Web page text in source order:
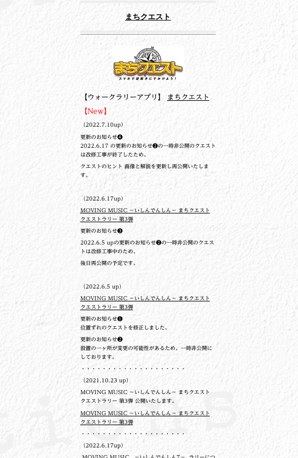
まちクエスト
【ウォークラリーアプリ】 まちクエスト
【New】
（2022.7.10up）
更新のお知らせ❹
2022.6.17 の更新のお知らせ❷の一時非公開のクエスト
は改修工事が終了したため、
クエストのヒント 画像と解説を更新し再公開いたしま
す。
（2022.6.17up）
MOVING MUSIC ～いしんでんしん～ まちクエスト
クエストラリー 第3弾
更新のお知らせ❸
2022.6.5 upの更新のお知らせ❷の一時非公開のクエス
トは改修工事中のため、
後日再公開の予定です。
（2022.6.5 up）
MOVING MUSIC ～いしんでんしん～ まちクエスト
クエストラリー 第3弾
更新のお知らせ❶
位置ずれのクエストを修正しました。
更新のお知らせ❷
設置の一ヶ所が変更の可能性があるため、一時非公開に
しております。
・・・・・・・・・・・・・・・・・・・・
（2021.10.23 up）
MOVING MUSIC ～いしんでんしん～ まちクエスト
クエストラリー 第3弾 公開いたします。
MOVING MUSIC ～いしんでんしん～ まちクエスト
クエストラリー 第3弾
・・・・・・・・・・・・・・・・・・・・
（2022.6.17up）
MOVING MUSIC ～いしんでんしん7～ ラリーにつ